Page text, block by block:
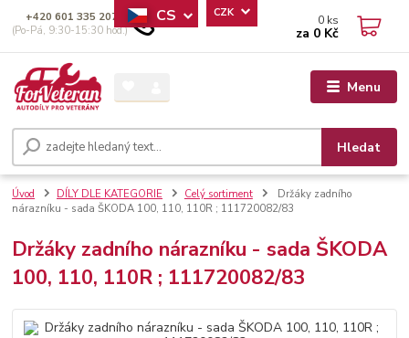
Menu
CS CZK
Hledat
+420 601 335 207
(Po-Pá, 9:30-15:30 hod.)
0 ks
za 0 Kč
Úvod DÍLY DLE KATEGORIE Celý sortiment
Držáky zadního
nárazníku - sada ŠKODA 100, 110, 110R ; 111720082/83
Držáky zadního nárazníku - sada ŠKODA
100, 110, 110R ; 111720082/83